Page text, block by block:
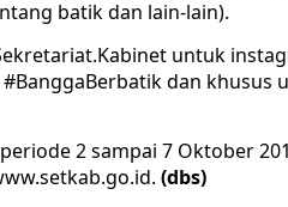
batik dan lain-lain).
untuk
dan khusus
2 sampai 7 Oktober
(dbs)